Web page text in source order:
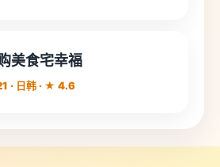
美食宅幸福
· 日韩 · ★ 4.6